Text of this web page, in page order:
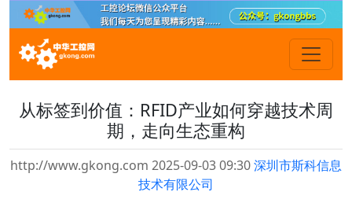
从标签到价值：RFID产业如何穿越技术周
期，走向生态重构
http://www.gkong.com 2025-09-03 09:30深圳市斯科信息
技术有限公司